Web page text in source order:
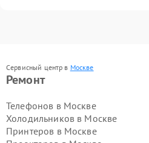
Сервисный центр в Москве
Ремонт
Телефонов в Москве
Холодильников в Москве
Принтеров в Москве